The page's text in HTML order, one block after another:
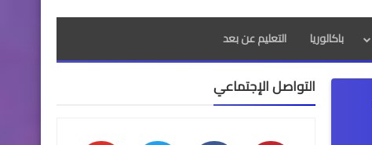
باكالوريا التعليم عن بعد
التواصل الإجتماعي